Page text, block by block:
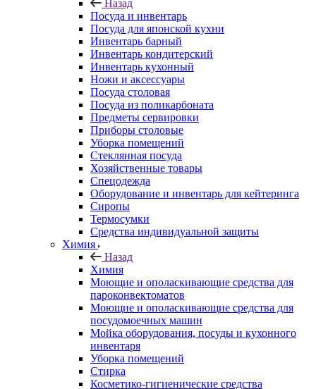
Назад
Посуда и инвентарь
Посуда для японской кухни
Инвентарь барный
Инвентарь кондитерский
Инвентарь кухонный
Ножи и аксессуары
Посуда столовая
Посуда из поликарбоната
Предметы сервировки
Приборы столовые
Уборка помещений
Стеклянная посуда
Хозяйственные товары
Спецодежда
Оборудование и инвентарь для кейтеринга
Сиропы
Термосумки
Средства индивидуальной защиты
Химия
Назад
Химия
Моющие и ополаскивающие средства для
пароконвектоматов
Моющие и ополаскивающие средства для
посудомоечных машин
Мойка оборудования, посуды и кухонного
инвентаря
Уборка помещений
Стирка
Косметико-гигиенические средства